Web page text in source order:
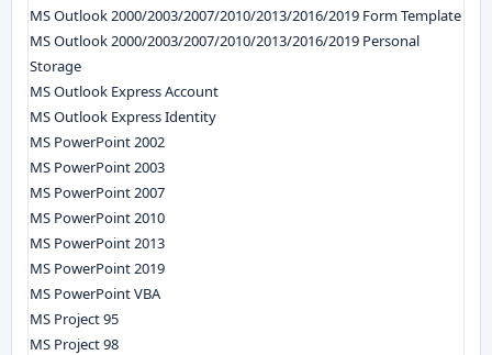
MS Outlook 2000/2003/2007/2010/2013/2016/2019 Form Template
MS Outlook 2000/2003/2007/2010/2013/2016/2019 Personal
Storage
MS Outlook Express Account
MS Outlook Express Identity
MS PowerPoint 2002
MS PowerPoint 2003
MS PowerPoint 2007
MS PowerPoint 2010
MS PowerPoint 2013
MS PowerPoint 2019
MS PowerPoint VBA
MS Project 95
MS Project 98